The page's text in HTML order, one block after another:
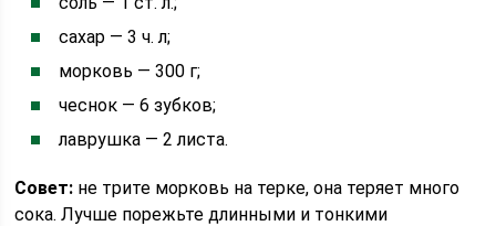
сахар — 3 ч. л;
морковь — 300 г;
чеснок — 6 зубков;
лаврушка — 2 листа.
Совет: не трите морковь на терке, она теряет много
сока. Лучше порежьте длинными и тонкими